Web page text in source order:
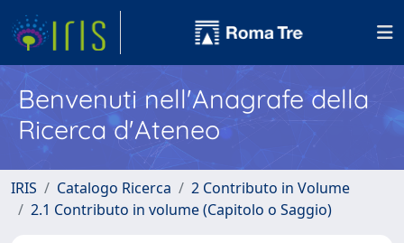
Benvenuti nell'Anagrafe della
Ricerca d'Ateneo
IRIS Catalogo Ricerca
2 Contributo in Volume
2.1 Contributo in volume (Capitolo o Saggio)